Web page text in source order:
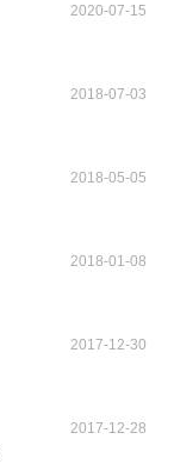
2020-07-15
2018-07-03
2018-05-05
2018-01-08
2017-12-30
2017-12-28